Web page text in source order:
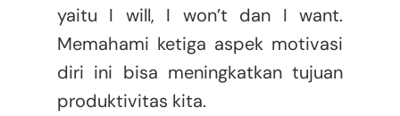
yaitu I will, I won’t dan I want.
Memahami ketiga aspek motivasi
diri ini bisa meningkatkan tujuan
produktivitas kita.